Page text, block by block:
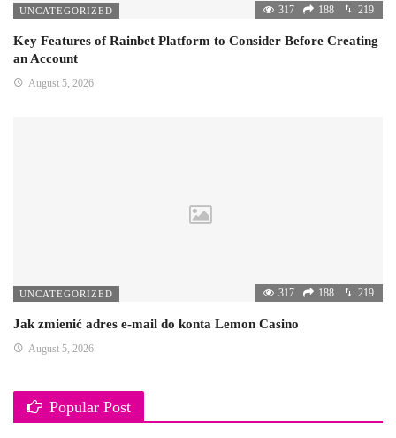
UNCATEGORIZED 317 188 219
Key Features of Rainbet Platform to Consider Before Creating
an Account
August 5, 2026
UNCATEGORIZED 317 188 219
Jak zmienić adres e-mail do konta Lemon Casino
August 5, 2026
Popular Post